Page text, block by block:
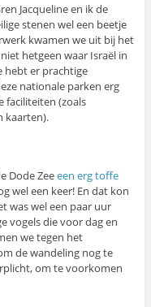
Jacqueline en ik de
stenen wel een beetje
kwamen we uit bij het
hetgeen waar Israël in
hebt er prachtige
nationale parken erg
faciliteiten (zoals
kaarten).
Dode Zeeeen erg toffe
wel een keer! En dat kon
was wel een paar uur
vogels die voor dag en
we tegen het
de wandeling nog te
om te voorkomen